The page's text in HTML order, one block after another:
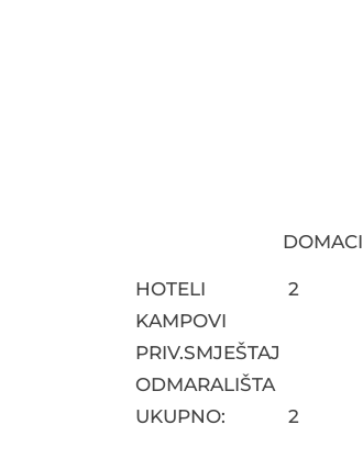
DOMACI
HOTELI
2
KAMPOVI
PRIV.SMJEŠTAJ
ODMARALIŠTA
UKUPNO:
2